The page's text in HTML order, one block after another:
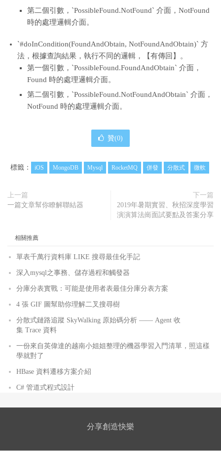
第二個引數，`PossibleFound.NotFound` 介面，NotFound
時的處理邏輯介面。
`#doInCondition(FoundAndObtain, NotFoundAndObtain)` 方
法，根據查詢結果，執行不同的邏輯，【有傳回】。
第一個引數，`PossibleFound.FoundAndObtain` 介面，
Found 時的處理邏輯介面。
第二個引數，`PossibleFound.NotFoundAndObtain` 介面，
NotFound 時的處理邏輯介面。
贊(0)
標籤： iOS MongoDB Mysql RocketMQ 併發 分散式 微軟
上一篇
一篇文章幫你瞭解聯結器
下一篇
2019年暑期實習、秋招深度學習
演演算法崗面試要點及答案分享
相關推薦
單表千萬行資料庫 LIKE 搜尋最佳化手記
深入mysql之事務、儲存過程和觸發器
分庫分表實戰：可能是使用者表最佳分庫分表方案
4 張 GIF 圖幫助你理解二叉搜尋樹
分散式鏈路追蹤 SkyWalking 原始碼分析 —— Agent 收
集 Trace 資料
一份來自英偉達的越南小姐姐整理的機器學習入門清單，照這樣
學就對了
HBase 資料遷移方案介紹
C# 管道式程式設計
分享創造快樂